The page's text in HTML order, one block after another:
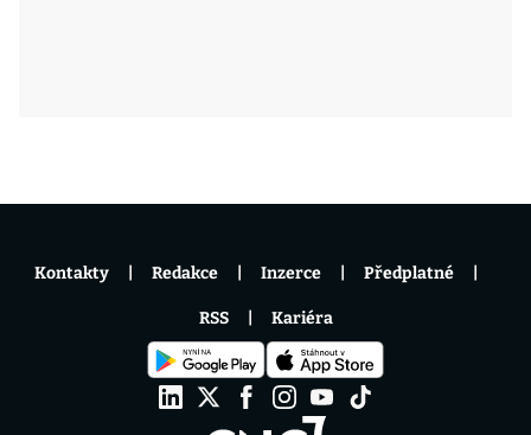
Kontakty Redakce Inzerce Předplatné
RSS Kariéra